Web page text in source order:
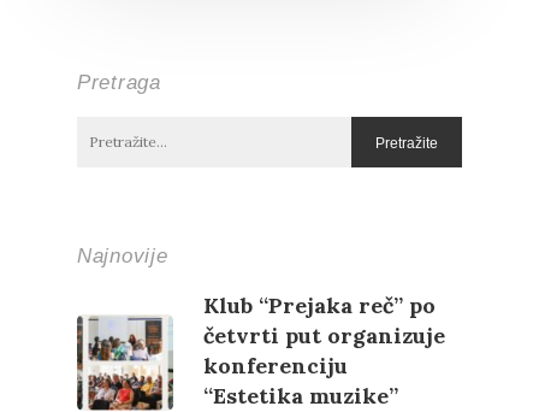
Pretraga
Najnovije
Klub “Prejaka reč” po
četvrti put organizuje
konferenciju
“Estetika muzike”